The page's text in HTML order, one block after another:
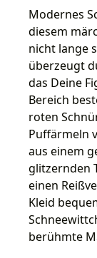
Modernes
diesem
nicht lange
überzeugt
das Deine
Bereich
roten
Puffärmeln
aus einem
glitzernden
einen
Kleid
berühmte